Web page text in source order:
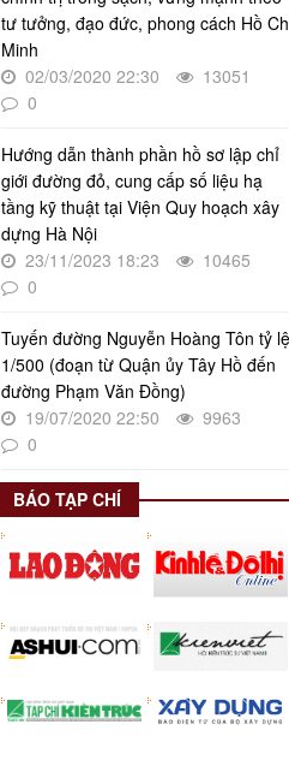
tư tưởng, đạo đức, phong cách Hồ
Minh
02/03/2020 22:30
13051
0
Hướng dẫn thành phần hồ sơ lập chỉ
giới đường đỏ, cung cấp số liệu hạ
tầng kỹ thuật tại Viện Quy hoạch xây
dựng Hà Nội
23/11/2023 18:23
10465
0
Tuyến đường Nguyễn Hoàng Tôn tỷ lệ
1/500 (đoạn từ Quận ủy Tây Hồ đến
đường Phạm Văn Đồng)
19/07/2020 22:50
9963
0
BÁO TẠP CHÍ